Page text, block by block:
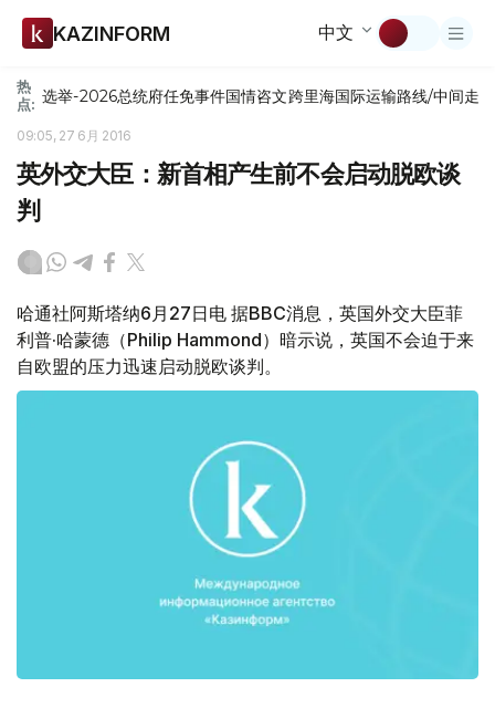
KAZINFORM 中文
热
点: 选举-2026总统府任免事件国情咨文跨里海国际运输路线/中间走廊
09:05, 27 6月 2016
英外交大臣：新首相产生前不会启动脱欧谈
判
哈通社阿斯塔纳6月27日电 据BBC消息，英国外交大臣菲
利普·哈蒙德（Philip Hammond）暗示说，英国不会迫于来
自欧盟的压力迅速启动脱欧谈判。